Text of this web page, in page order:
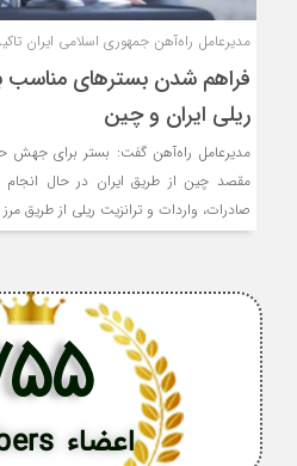
مدیرعامل راه‌آهن جمهوری اسلامی ایران
فراهم شدن بسترهای
ریلی ایران و چین
مدیرعامل راه‌آهن گفت: بستر برای جهش
مقصد چین از طریق ایران در حال
صادرات، واردات و ترانزیت ریلی از طریق
اعضاء Members